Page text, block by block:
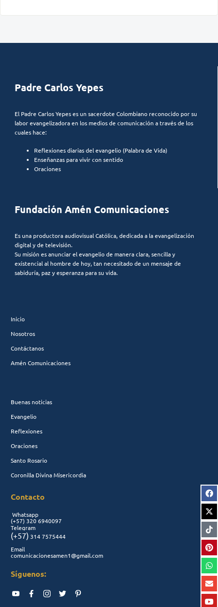
Padre Carlos Yepes
El Padre Carlos Yepes es un sacerdote Colombiano reconocido por su
labor evangelizadora en los medios de comunicación a través de los
cuales hace:
Reflexiones diarias del evangelio (Palabra de Vida)
Enseñanzas para vivir con sentido
Oraciones
Fundación Amén Comunicaciones
Es una productora audiovisual Católica, dedicada a la evangelización
digital y de televisión.
Su misión es anunciar el evangelio de manera clara, sencilla y
existencial al hombre de hoy, tan necesitado de un mensaje de
sabiduría, paz y esperanza para su vida.
Inicio
Nosotros
Contáctanos
Amén Comunicaciones
Buenas noticias
Evangelio
Reflexiones
Oraciones
Santo Rosario
Coronilla Divina Misericordia
Contacto
Whatsapp
(+57) 320 6940097
Telegram
(+57) 314 7575444
Email
comunicacionesamen1@gmail.com
Síguenos: